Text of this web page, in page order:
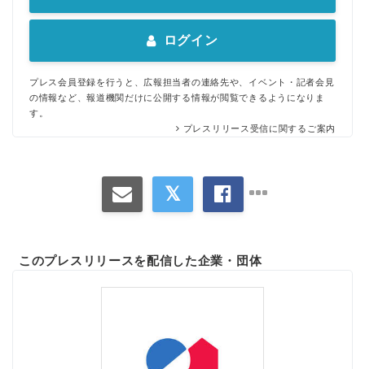
ログイン
プレス会員登録を行うと、広報担当者の連絡先や、イベント・記者会見
の情報など、報道機関だけに公開する情報が閲覧できるようになりま
す。
プレスリリース受信に関するご案内
このプレスリリースを配信した企業・団体